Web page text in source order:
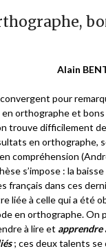
Alain
pour
orthographe et
trouve difficilement
en orthographe,
compréhension
s’impose : la
français dans ces
liée à celle qui a été
en orthographe. On
à lire et apprendre
; ces deux talents se